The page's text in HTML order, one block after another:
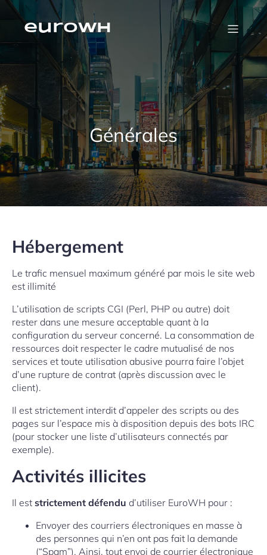
Skip
contenteurowh
Générales
Hébergement
Le trafic mensuel maximum généré par mois le site web
est illimité
L’utilisation de scripts CGI (Perl, PHP ou autre) doit
rester dans une mesure acceptable quant à la
configuration du serveur concerné. La consommation de
ressources doit respecter le cadre mutualisé de nos
services et toute utilisation abusive pourra faire l’objet
d’une rupture de contrat (après discussion avec le
client).
Il est strictement interdit d’appeler des scripts ou des
pages sur l’espace mis à disposition depuis des bots IRC
(pour stocker une liste d’utilisateurs connectés par
exemple).
Activités illicites
Il est strictement défendu d’utiliser EuroWH pour :
Envoyer des courriers électroniques en masse à
des personnes qui n’en ont pas fait la demande
(“Spam”). Ainsi, tout envoi de courrier électronique